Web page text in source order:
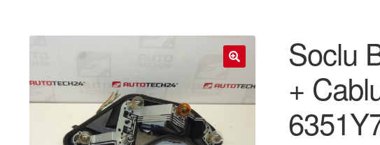
Soclu
+